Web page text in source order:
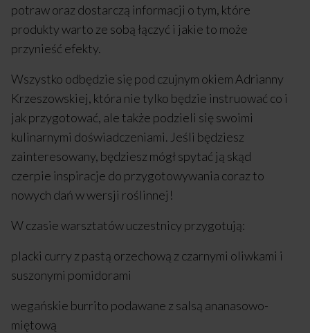
potraw oraz dostarczą informacji o tym, które
produkty warto ze sobą łączyć i jakie to może
przynieść efekty.
Wszystko odbędzie się pod czujnym okiem Adrianny
Krzeszowskiej, która nie tylko będzie instruować co i
jak przygotować, ale także podzieli się swoimi
kulinarnymi doświadczeniami. Jeśli będziesz
zainteresowany, będziesz mógł spytać ją skąd
czerpie inspiracje do przygotowywania coraz to
nowych dań w wersji roślinnej!
W czasie warsztatów uczestnicy przygotują:
placki curry z pastą orzechową z czarnymi oliwkami i
suszonymi pomidorami
wegańskie burrito podawane z salsą ananasowo-
miętową